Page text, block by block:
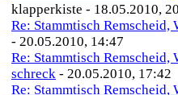
klapperkiste - 18.05.2010,
Re: Stammtisch Remscheid,
- 20.05.2010, 14:47
Re: Stammtisch Remscheid,
schreck - 20.05.2010, 17:42
Re: Stammtisch Remscheid,